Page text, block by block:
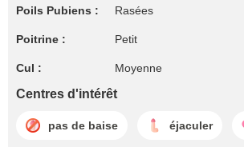
Poils Pubiens : Rasées
Poitrine : Petit
Cul : Moyenne
Centres d'intérêt
pas de baise éjaculer